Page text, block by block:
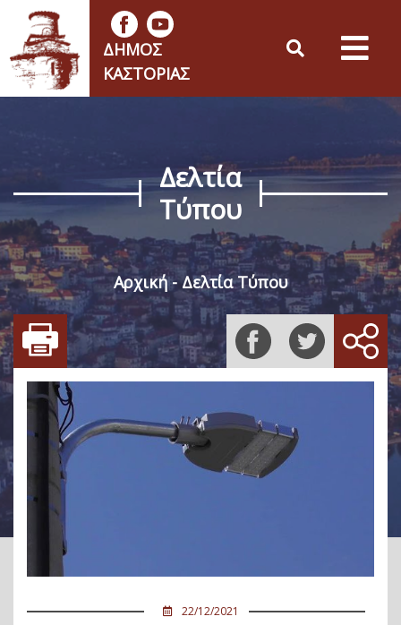
ΔΉΜΟΣ
ΚΑΣΤΟΡΙΆΣ
Δελτία
Τύπου
Αρχική Δελτία Τύπου
22/12/2021